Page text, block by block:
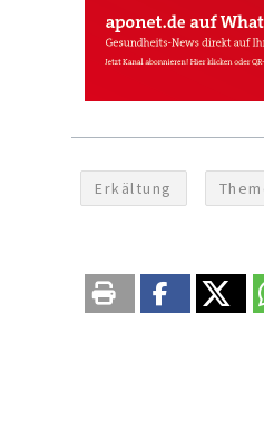
Erkältung